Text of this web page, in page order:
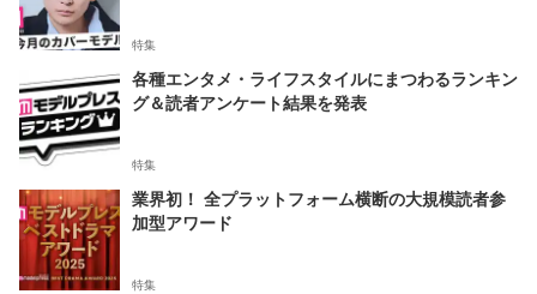
特集
各種エンタメ・ライフスタイルにまつわるランキン
グ＆読者アンケート結果を発表
特集
業界初！ 全プラットフォーム横断の大規模読者参
加型アワード
特集